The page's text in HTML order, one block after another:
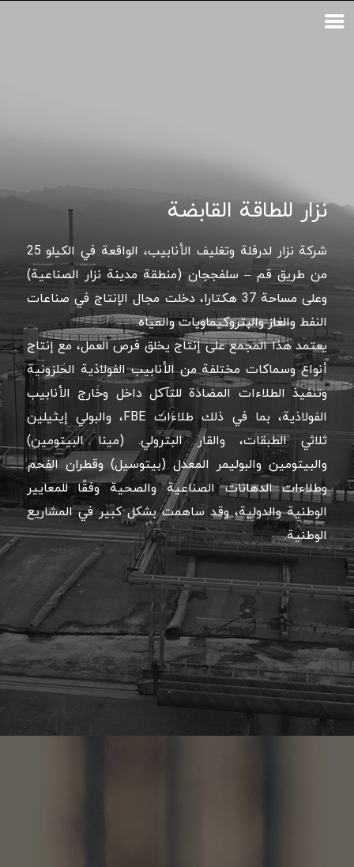
نزار للطاقة القابضة
شركة نزار لدرفلة وتغليف الأنابيب، الواقعة في الكيلو 25
من طريق قم – سلفججان (منطقة مدينة نزار الصناعية)
وعلى مساحة 37 هكتارا، دخلت مجال الإنتاج في صناعات
النفط والغاز والبتروكيماويات والمياه.
يعتمد هذا المجمع على إنتاج يخلق فرص العمل، مع إنتاج
أنواع وسماكات مختلفة من الأنابيب الفولاذية الحلزونية
وتنفيذ الطلاءات المضادة للتآكل داخل وخارج الأنابيب
الفولاذية، بما في ذلك طلاءات FBE، والبولي إيثيلين
ثلاثي الطبقات، والقار البترولي. (مينا البيتومين)
والبيتومين والبوليمر المعدل (بيتوسيل) وقطران الفحم
وطلاءات الدهانات الصناعية والصحية وفقًا للمعايير
الوطنية والدولية، وقد ساهمت بشكل كبير في المشاريع
الوطنية.